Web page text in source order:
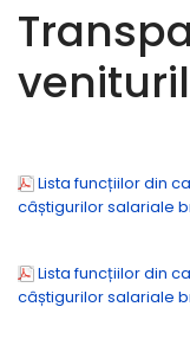
Lista funcțiilor din
câștigurilor salariale
Lista funcțiilor din
câștigurilor salariale